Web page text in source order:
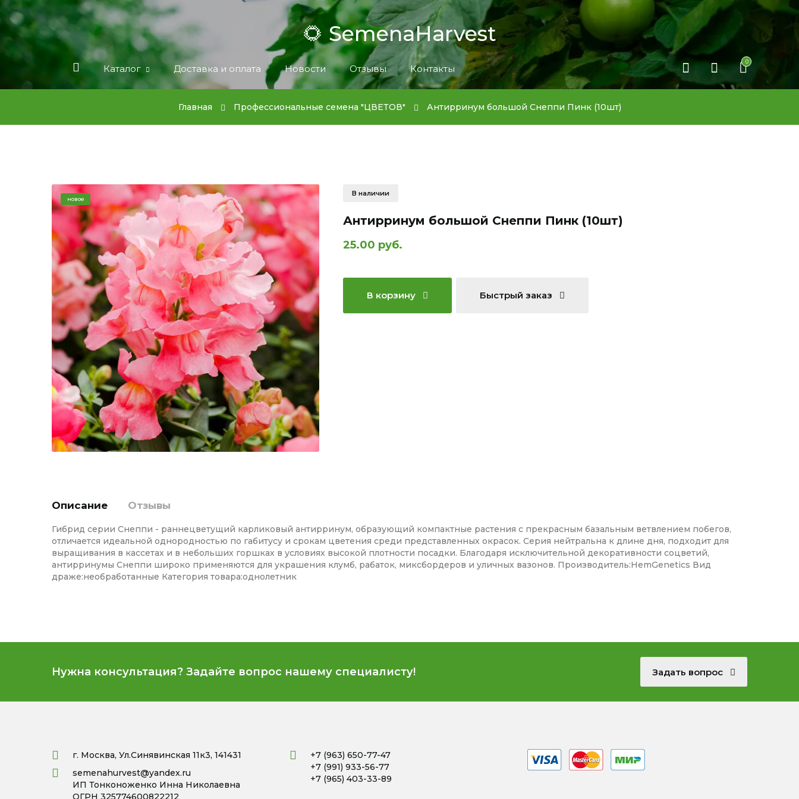
🌻 SemenaHarvest
Каталог Доставка и оплата Новости Отзывы Контакты
0
Главная Профессиональные семена "ЦВЕТОВ" Антирринум большой Снеппи Пинк (10шт)
новое
В наличии
Антирринум большой Снеппи Пинк (10шт)
25.00 руб.
В корзину Быстрый заказ
Описание Отзывы
Гибрид серии Снеппи - раннецветущий карликовый антирринум, образующий компактные растения с прекрасным базальным ветвлением побегов,
отличается идеальной однородностью по габитусу и срокам цветения среди представленных окрасок. Серия нейтральна к длине дня, подходит для
выращивания в кассетах и в небольших горшках в условиях высокой плотности посадки. Благодаря исключительной декоративности соцветий,
антирринумы Снеппи широко применяются для украшения клумб, рабаток, миксбордеров и уличных вазонов. Производитель:HemGenetics Вид
драже:необработанные Категория товара:однолетник
Нужна консультация? Задайте вопрос нашему специалисту! Задать вопрос
г. Москва, Ул.Синявинская 11к3, 141431
semenahurvest@yandex.ru
ИП Тонконоженко Инна Николаевна
ОГРН 325774600822212
+7 (963) 650-77-47
+7 (991) 933-56-77
+7 (965) 403-33-89